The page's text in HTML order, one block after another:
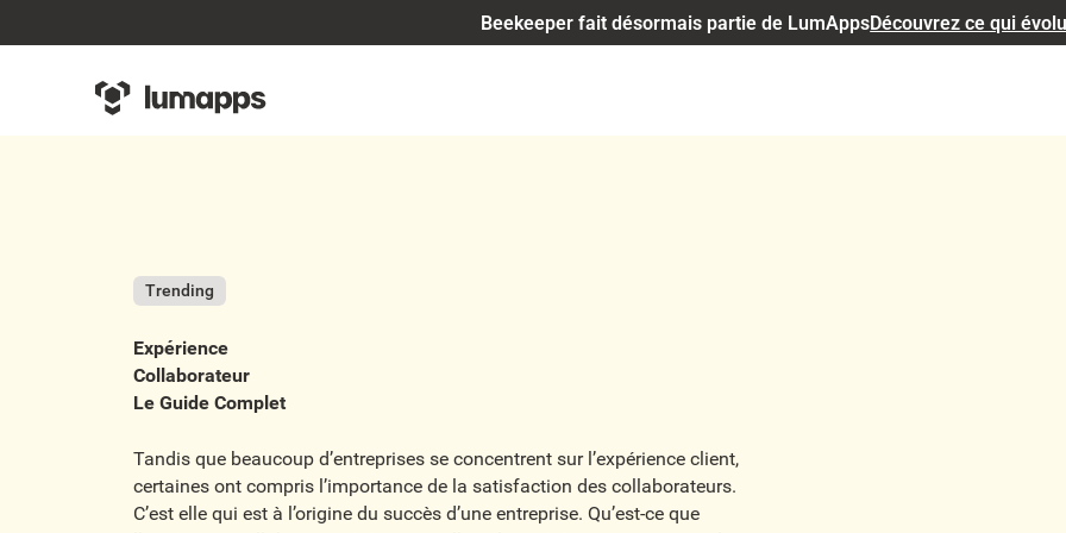
Beekeeper fait désormais partie de LumAppsDécouvrez ce qui
Trending
Expérience
Collaborateur
Le Guide Complet
Tandis que beaucoup d’entreprises se concentrent sur l’expérience client,
certaines ont compris l’importance de la satisfaction des collaborateurs.
C’est elle qui est à l’origine du succès d’une entreprise. Qu’est-ce que